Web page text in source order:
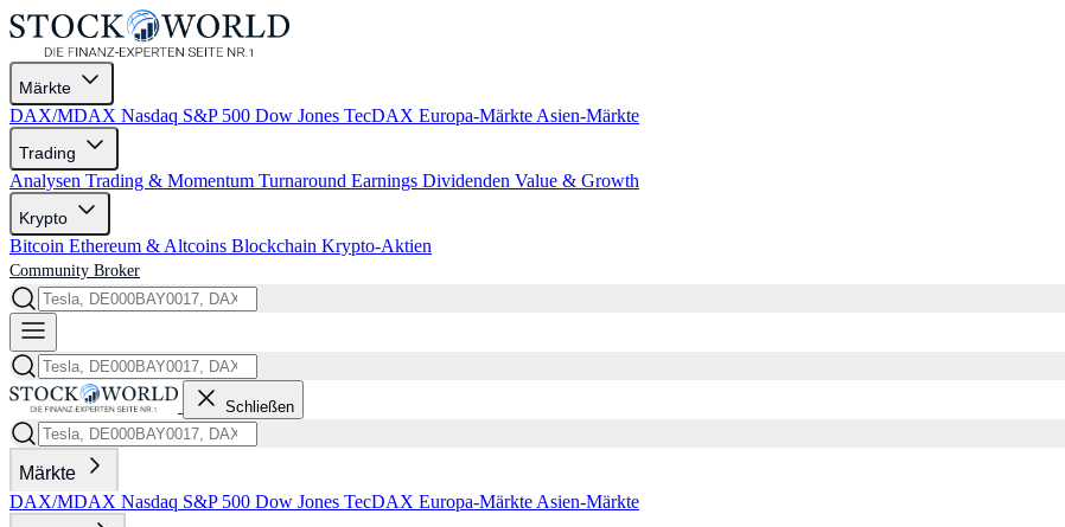
Märkte
DAX/MDAX Nasdaq S&P 500 Dow Jones TecDAX Europa-Märkte Asien-Märkte
Trading
Analysen Trading & Momentum Turnaround Earnings Dividenden Value & Growth
Krypto
Bitcoin Ethereum & Altcoins Blockchain Krypto-Aktien
Community Broker
Schließen
Märkte
DAX/MDAX Nasdaq S&P 500 Dow Jones TecDAX Europa-Märkte Asien-Märkte